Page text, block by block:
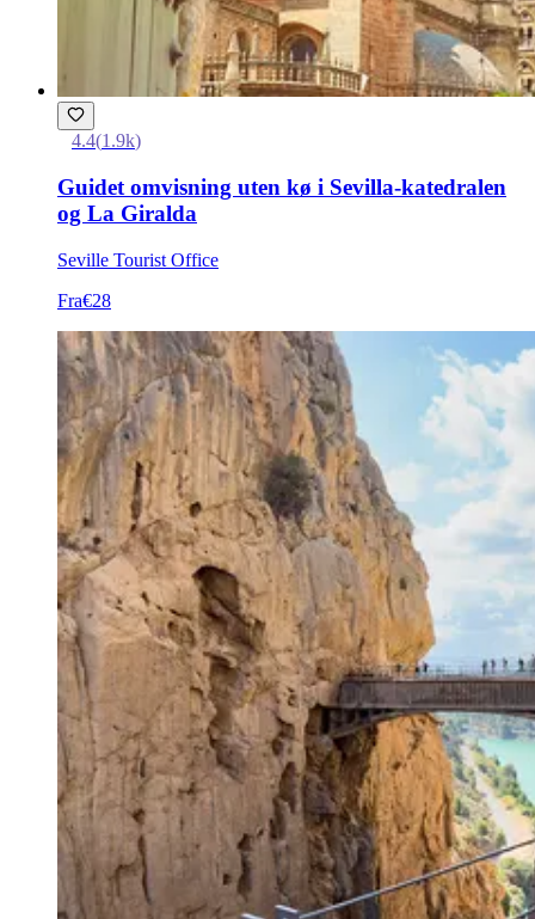
4.4(1.9k)
Guidet omvisning uten kø i Sevilla-katedralen
og La Giralda
Seville Tourist Office
Fra€28